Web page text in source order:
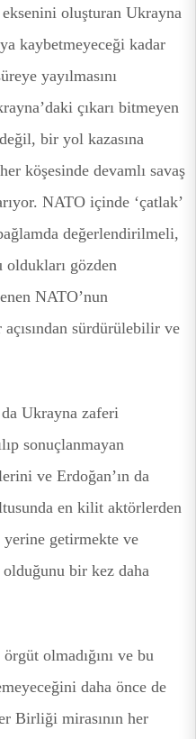
oluşturan Ukrayna
kaybetmeyeceği kadar
yayılmasını
çıkarı bitmeyen
bir yol kazasına
köşesinde devamlı savaş
NATO içinde ‘çatlak’
değerlendirilmeli,
gözden
NATO’nun
sürdürülebilir ve
Ukrayna zaferi
sonuçlanmayan
ve Erdoğan’ın da
en kilit aktörlerden
getirmekte ve
olduğunu bir kez daha
olmadığını ve bu
daha önce de
Birliği mirasının her